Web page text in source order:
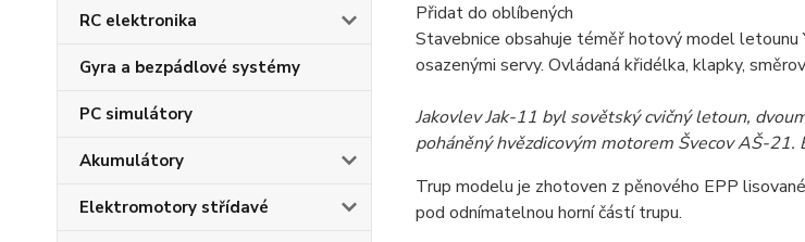
RC elektronika
Gyra a bezpádlové systémy
PC simulátory
Akumulátory
Elektromotory střídavé
Přidat do oblíbených
Stavebnice obsahuje téměř hotový model
osazenými servy. Ovládaná křidélka, klapky,
Jakovlev Jak-11 byl sovětský cvičný letoun,
poháněný hvězdicovým motorem Švecov AŠ-
Trup modelu je zhotoven z pěnového EPP
pod odnímatelnou horní částí trupu.